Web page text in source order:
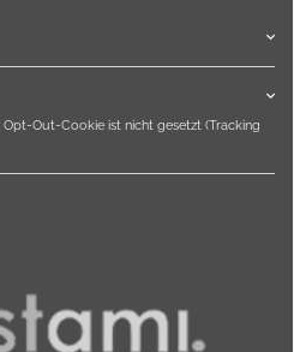
Opt-Out-Cookie ist nicht gesetzt (Tracking